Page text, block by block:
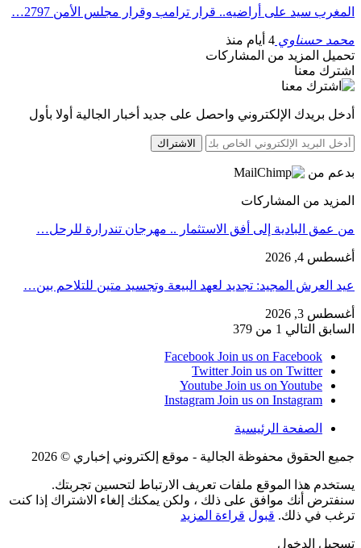
المغرب سيد على أراضيه.. قرار ترامب وقرار مجلس الأمن 2797…
محمد حسناوي 4 أيام منذ
تحميل المزيد من المشاركات
اشترك معنا
أدخل بريدك الإلكتروني واحصل على جديد أخبار الجالية أولا بأول
الاشتراك
بدعم من
المزيد من المشاركات
من عمق البادية إلى أفق الاستثمار .. مهرجان تندرارة للرحل…
أغسطس 4, 2026
عيد العرش المجيد: تجديد لعهد البيعة وتجسيد متين للتلاحم بين…
أغسطس 3, 2026
السابق التالي 1 من 379
Facebook Join us on Facebook
Twitter Join us on Twitter
Youtube Join us on Youtube
Instagram Join us on Instagram
الصفحة الرئيسية
جميع الحقوق محفوظة الجالية - موقع إلكتروني إخباري © 2026
يستخدم هذا الموقع ملفات تعريف الارتباط لتحسين تجربتك.
سنفترض أنك موافق على ذلك ، ولكن يمكنك إلغاء الاشتراك إذا كنت
ترغب في ذلك. قبول قراءة المزيد
تسجيل الدخول